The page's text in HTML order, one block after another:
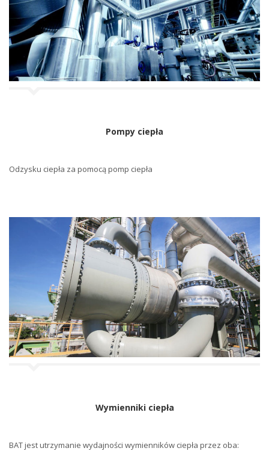
i
Pompy ciepła
Odzysku ciepła za pomocą pomp ciepła
Wymienniki ciepła
BAT jest utrzymanie wydajności wymienników ciepła przez oba: